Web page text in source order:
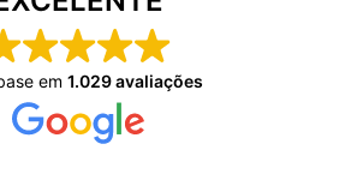
em 1.029 avaliações